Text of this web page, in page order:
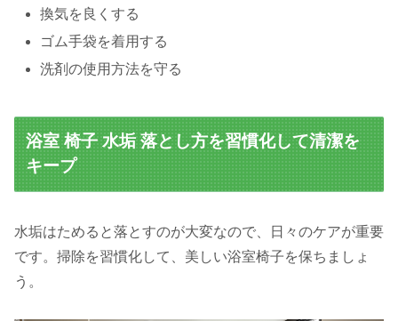
換気を良くする
ゴム手袋を着用する
洗剤の使用方法を守る
浴室 椅子 水垢 落とし方を習慣化して清潔を
キープ
水垢はためると落とすのが大変なので、日々のケアが重要
です。掃除を習慣化して、美しい浴室椅子を保ちましょ
う。